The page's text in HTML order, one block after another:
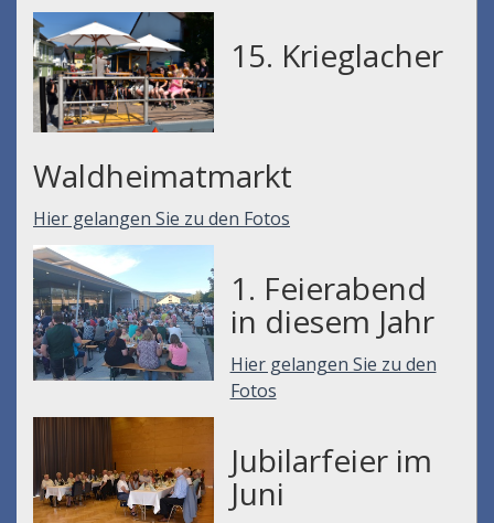
15. Krieglacher
Waldheimatmarkt
Hier gelangen Sie zu den Fotos
1. Feierabend
in diesem Jahr
Hier gelangen Sie zu den
Fotos
Jubilarfeier im
Juni